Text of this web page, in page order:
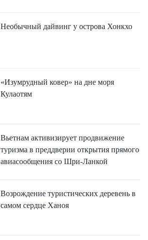
Необычный дайвинг у острова Хонкхо
«Изумрудный ковер» на дне моря
Кулаотям
Вьетнам активизирует продвижение
туризма в преддверии открытия прямого
авиасообщения со Шри-Ланкой
Возрождение туристических деревень в
самом сердце Ханоя